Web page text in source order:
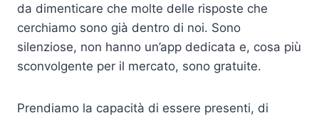
da dimenticare che molte delle risposte che
cerchiamo sono già dentro di noi. Sono
silenziose, non hanno un’app dedicata e, cosa più
sconvolgente per il mercato, sono gratuite.
Prendiamo la capacità di essere presenti, di